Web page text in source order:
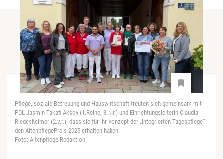
Pflege, soziale Betreuung und Hauswirtschaft freuten sich gemeinsam mit
PDL Jasmin Takafi-Aksoy (1.Reihe, 3. v.r.) und Einrichtungsleiterin Claudia
Riedesheimer (2.v.r.), dass sie für ihr Konzept der „Integrierten Tagespflege“
den AltenpflegePreis 2025 erhalten haben.
Foto: Altenpflege Redaktion